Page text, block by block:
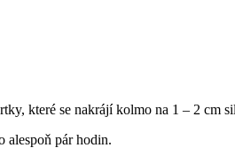
které se nakrájí kolmo na 1 – 2 cm
alespoň pár hodin.